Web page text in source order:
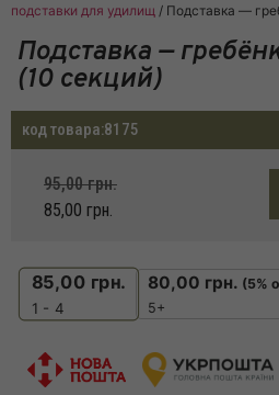
подставки для удилищ / Подставка —
Подставка —
(10 секций)
код товара:8175
95,00грн.
85,00 грн.
85,00 грн.
1 - 4
80,00 грн. (5%
5+